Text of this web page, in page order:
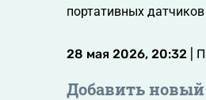
портативных
28 мая 2026, 20:32 |
Добавить